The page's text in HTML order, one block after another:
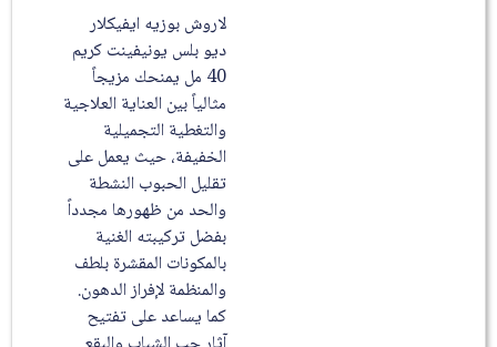
لاروش بوزيه ايفيكلار
ديو بلس يونيفينت كريم
40 مل يمنحك مزيجاً
مثالياً بين العناية العلاجية
والتغطية التجميلية
الخفيفة، حيث يعمل على
تقليل الحبوب النشطة
والحد من ظهورها مجدداً
بفضل تركيبته الغنية
بالمكونات المقشرة بلطف
والمنظمة لإفراز الدهون.
كما يساعد على تفتيح